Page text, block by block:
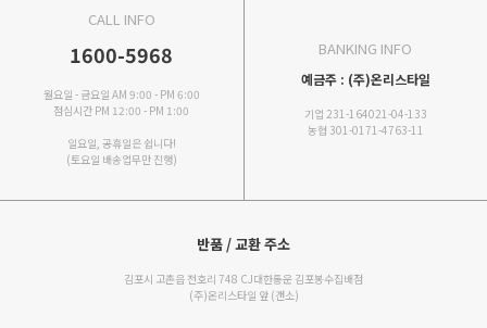
CALL INFO
1600-5968
월요일 - 금요일 AM 9:00 - PM 6:00
점심시간 PM 12:00 - PM 1:00
일요일, 공휴일은 쉽니다!
(토요일 배송업무만 진행)
BANKING INFO
예금주 : (주)온리스타일
기업 231-164021-04-133
농협 301-0171-4763-11
반품 / 교환 주소
김포시 고촌읍 전호리 748 CJ대한통운 김포봉수집배점
(주)온리스타일 앞 (갠소)